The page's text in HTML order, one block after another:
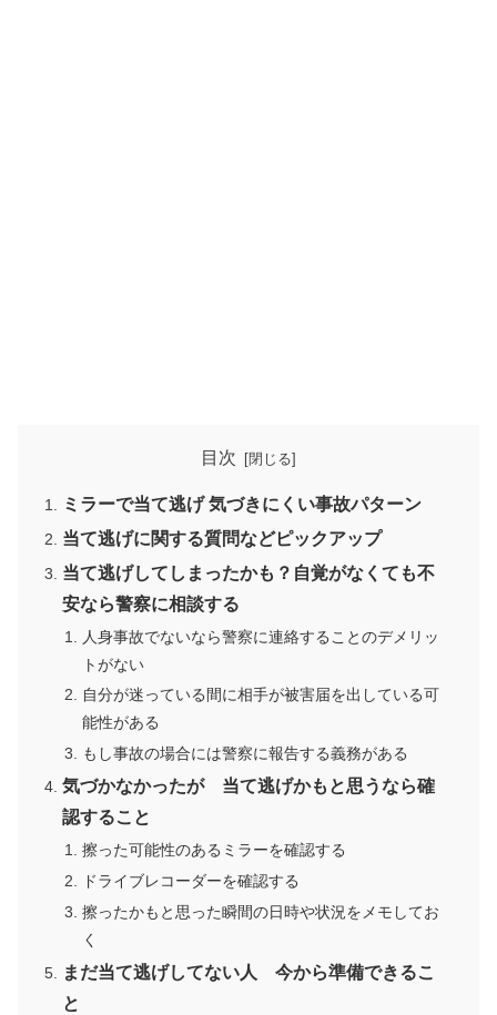
目次
ミラーで当て逃げ 気づきにくい事故パターン
当て逃げに関する質問などピックアップ
当て逃げしてしまったかも？自覚がなくても不
安なら警察に相談する
人身事故でないなら警察に連絡することのデメリッ
トがない
自分が迷っている間に相手が被害届を出している可
能性がある
もし事故の場合には警察に報告する義務がある
気づかなかったが 当て逃げかもと思うなら確
認すること
擦った可能性のあるミラーを確認する
ドライブレコーダーを確認する
擦ったかもと思った瞬間の日時や状況をメモしてお
く
まだ当て逃げしてない人 今から準備できるこ
と